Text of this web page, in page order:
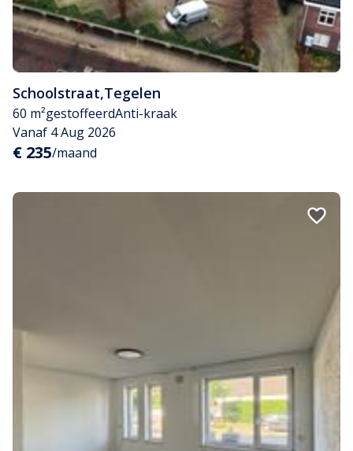
Schoolstraat,Tegelen
60 m²gestoffeerdAnti-kraak
Vanaf 4 Aug 2026
€ 235/maand